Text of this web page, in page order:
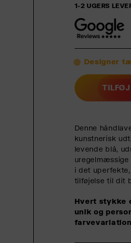
1-2 UGERS
Designer
TILFØJ
Denne
kunstnerisk
levende blå,
i det
tilføjelse til dit
Hvert stykke
unik og